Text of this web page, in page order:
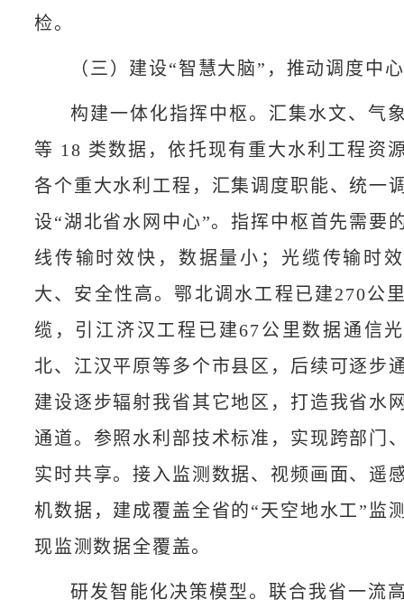
检。
（三）建设“智慧大脑”，推动调度中
构建一体化指挥中枢。汇集水文、气
等 18 类数据，依托现有重大水利工程资
各个重大水利工程，汇集调度职能、统一
设“湖北省水网中心”。指挥中枢首先需要
线传输时效快，数据量小；光缆传输时
大、安全性高。鄂北调水工程已建270公
缆，引江济汉工程已建67公里数据通信
北、江汉平原等多个市县区，后续可逐步
建设逐步辐射我省其它地区，打造我省水
通道。参照水利部技术标准，实现跨部门
实时共享。接入监测数据、视频画面、遥
机数据，建成覆盖全省的“天空地水工”监
现监测数据全覆盖。
研发智能化决策模型。联合我省一流